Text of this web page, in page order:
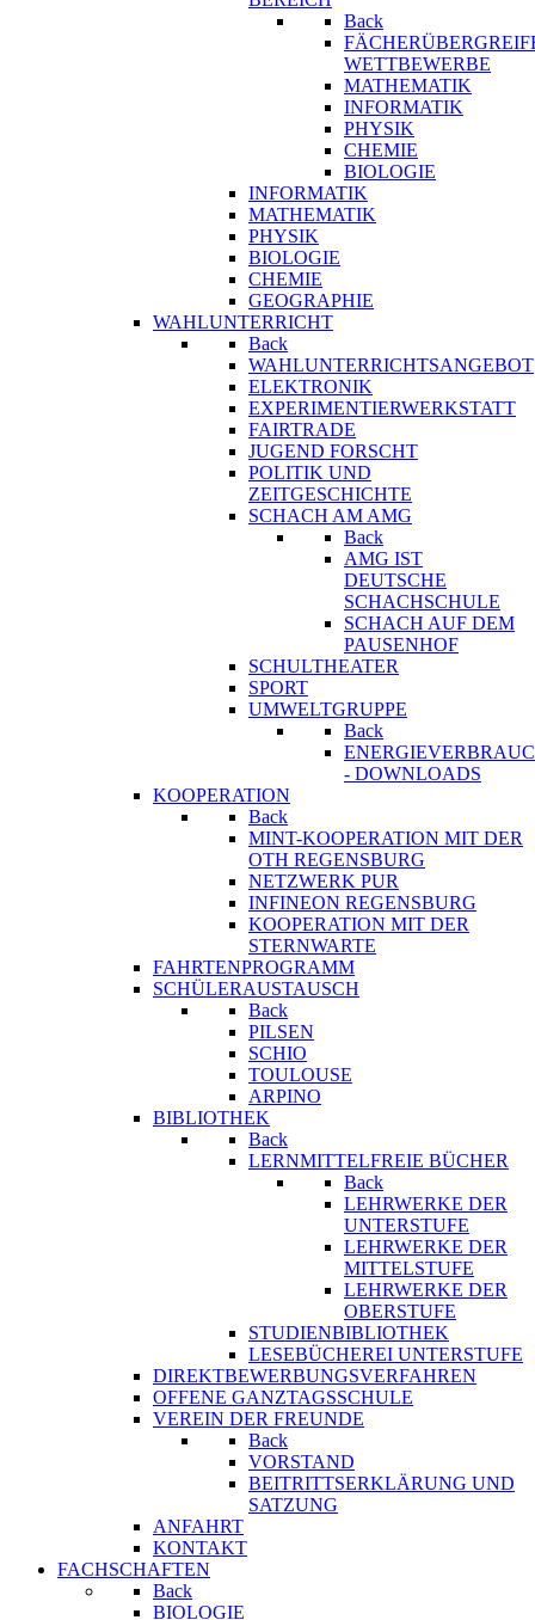
Back
WETTBEWERBE
MATHEMATIK
INFORMATIK
PHYSIK
CHEMIE
BIOLOGIE
INFORMATIK
MATHEMATIK
PHYSIK
BIOLOGIE
CHEMIE
GEOGRAPHIE
WAHLUNTERRICHT
Back
WAHLUNTERRICHTSANGEBOT
ELEKTRONIK
EXPERIMENTIERWERKSTATT
FAIRTRADE
JUGEND FORSCHT
POLITIK UND
ZEITGESCHICHTE
SCHACH AM AMG
Back
AMG IST
DEUTSCHE
SCHACHSCHULE
SCHACH AUF DEM
PAUSENHOF
SCHULTHEATER
SPORT
UMWELTGRUPPE
Back
- DOWNLOADS
KOOPERATION
Back
MINT-KOOPERATION MIT DER
OTH REGENSBURG
NETZWERK PUR
INFINEON REGENSBURG
KOOPERATION MIT DER
STERNWARTE
FAHRTENPROGRAMM
SCHÜLERAUSTAUSCH
Back
PILSEN
SCHIO
TOULOUSE
ARPINO
BIBLIOTHEK
Back
LERNMITTELFREIE BÜCHER
Back
LEHRWERKE DER
UNTERSTUFE
LEHRWERKE DER
MITTELSTUFE
LEHRWERKE DER
OBERSTUFE
STUDIENBIBLIOTHEK
LESEBÜCHEREI UNTERSTUFE
DIREKTBEWERBUNGSVERFAHREN
OFFENE GANZTAGSSCHULE
VEREIN DER FREUNDE
Back
VORSTAND
BEITRITTSERKLÄRUNG UND
SATZUNG
ANFAHRT
KONTAKT
FACHSCHAFTEN
Back
BIOLOGIE